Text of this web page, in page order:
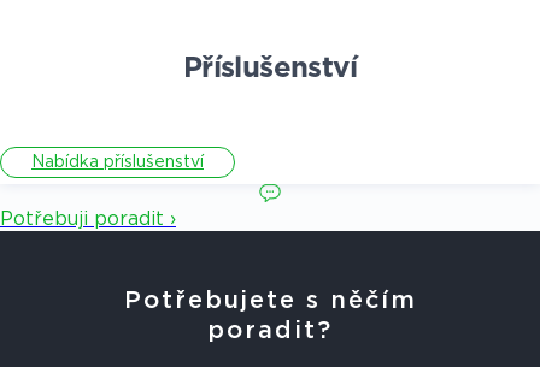
Příslušenství
Nabídka příslušenství
Potřebuji poradit ›
Potřebujete s něčím
poradit?